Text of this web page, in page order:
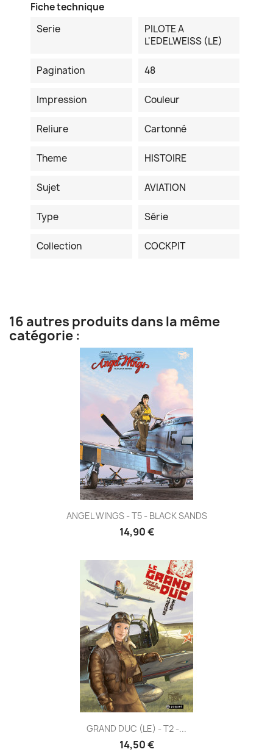
Fiche technique
Serie
PILOTE A
L'EDELWEISS (LE)
Pagination 48
Impression Couleur
Reliure Cartonné
Theme HISTOIRE
Sujet AVIATION
Type Série
Collection COCKPIT
16 autres produits dans la même
catégorie :
ANGEL WINGS - T5 - BLACK SANDS
14,90 €
GRAND DUC (LE) - T2 -...
14,50 €